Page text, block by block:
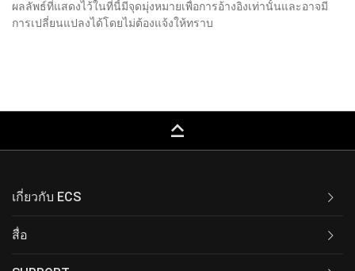
ผลลัพธ์ที่แสดงไว้ในที่นี้มีจุดมุ่งหมายเพื่อการอ้างอิงเท่านั้นและอาจมี
การเปลี่ยนแปลงได้โดยไม่ต้องแจ้งให้ทราบ
keyboard_capslock
เกี่ยวกับ ECS
สื่อ